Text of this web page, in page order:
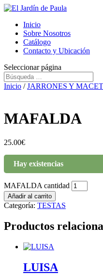
Inicio
Sobre Nosotros
Catálogo
Contacto y Ubicación
Seleccionar página
Inicio /JARRONES Y
MAFALDA
25.00€
Hay existencias
MAFALDA cantidad
Añadir al carrito
Categoría: TESTAS
Productos
LUISA